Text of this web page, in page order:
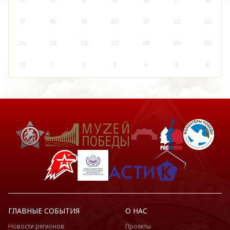
Краснодарский край
Курская область
Липецкая область
Луганская Народная Республика
Магаданская область
Марий Эл
Московская область
17 18 19 20 21 22 23
24 25 26 27 28 29 30
31 1 2 3 4 5 6
ГЛАВНЫЕ СОБЫТИЯ
Новости регионов
О НАС
Проекты